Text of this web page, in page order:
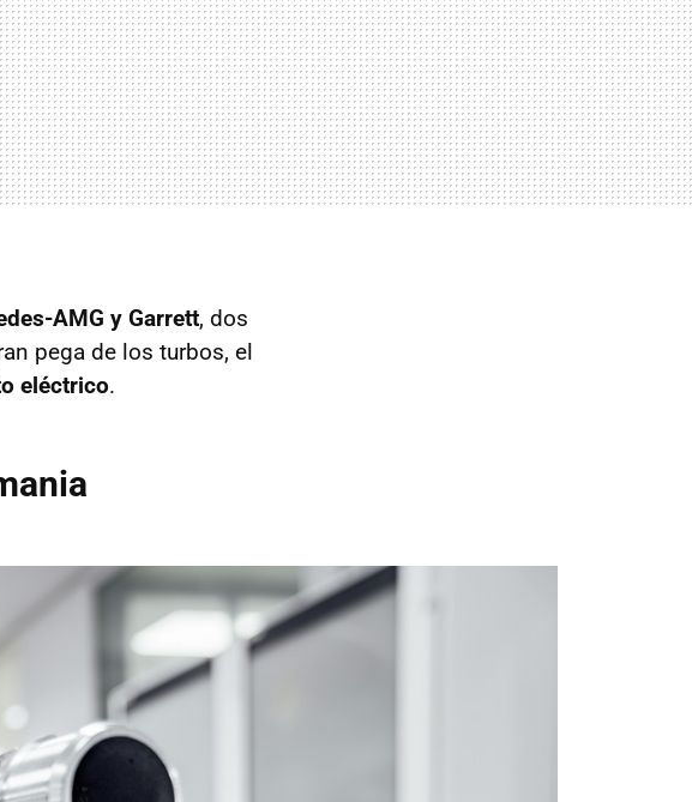
AMG y Garrett, dos
pega de los turbos, el
eléctrico.